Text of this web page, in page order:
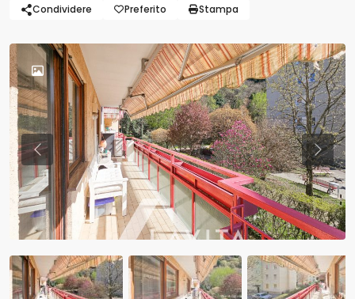
Condividere Preferito Stampa
Previous